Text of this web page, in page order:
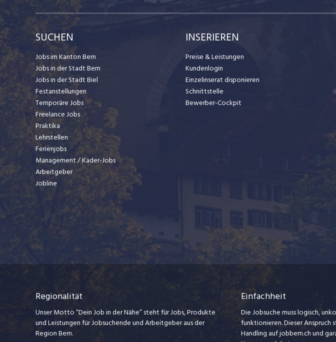
SUCHEN
Jobs im Kanton Bern
Jobs in der Stadt Bern
Jobs in der Stadt Biel
Festanstellungen
Temporäre Jobs
Freelance Jobs
Praktika
Lehrstellen
Ferienjobs
Management / Kader-Jobs
Arbeitgeber
Jobline
INSERIEREN
Preise & Leistungen
Kundenlogin
Einzelinserat disponieren
Schnittstelle
Bewerber-Cockpit
Regionalität
Unser Motto “Dein Job in der Nähe” steht für Jobs, Produkte
und Leistungen für Jobsuchende und Arbeitgeber aus der
Region Bern.
Einfachheit
Die Jobsuche muss logisch,
funktionieren. Dieser
Handling auf jobbern.ch und